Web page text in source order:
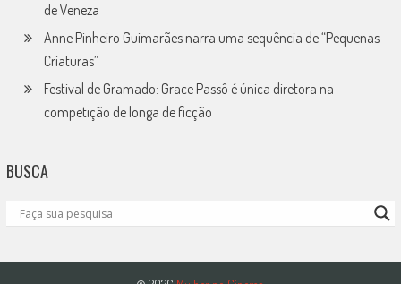
de Veneza
Anne Pinheiro Guimarães narra uma sequência de “Pequenas
Criaturas”
Festival de Gramado: Grace Passô é única diretora na
competição de longa de ficção
BUSCA